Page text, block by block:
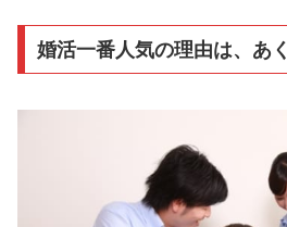
婚活一番人気の理由は、あ